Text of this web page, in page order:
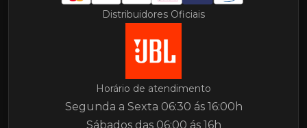
Distribuidores Oficiais
Horário de atendimento
Segunda a Sexta 06:30 ás 16:00h
Sábados das 06:00 ás 16h